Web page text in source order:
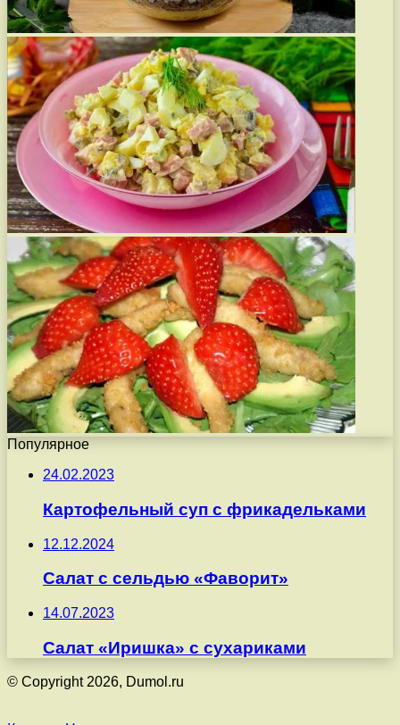
Популярное
24.02.2023
Картофельный суп с фрикадельками
12.12.2024
Салат с сельдью «Фаворит»
14.07.2023
Салат «Иришка» с сухариками
© Copyright 2026, Dumol.ru